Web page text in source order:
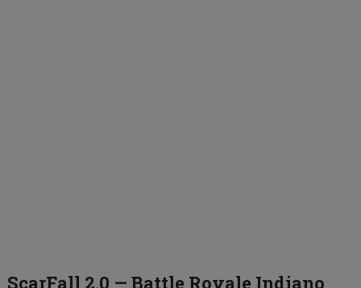
ScarFall 2.0 — Battle Royale Indiano